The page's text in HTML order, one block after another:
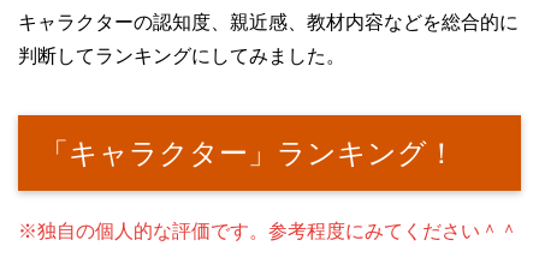
キャラクターの認知度、親近感、教材内容などを総合的に
判断してランキングにしてみました。
「キャラクター」ランキング！
※独自の個人的な評価です。参考程度にみてください＾＾